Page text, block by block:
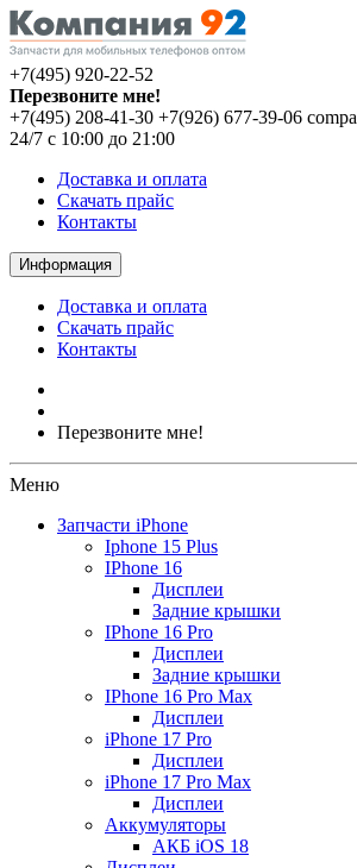
+7(495) 920-22-52
Перезвоните мне!
+7(495) 208-41-30 +7(926) 677-39-06
24/7 с 10:00 до 21:00
Доставка и оплата
Скачать прайс
Контакты
Информация
Доставка и оплата
Скачать прайс
Контакты
Перезвоните мне!
Меню
Запчасти iPhone
Iphone 15 Plus
IPhone 16
Дисплеи
Задние крышки
IPhone 16 Pro
Дисплеи
Задние крышки
IPhone 16 Pro Max
Дисплеи
iPhone 17 Pro
Дисплеи
iPhone 17 Pro Max
Дисплеи
Аккумуляторы
АКБ iOS 18